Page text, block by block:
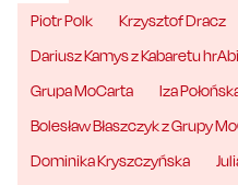
Piotr Polk
Krzysztof Dracz
Dariusz Kamys z Kabaretu hrAbi
Grupa MoCarta
Iza
Bolesław Błaszczyk z Grupy
Dominika Kryszczyńska